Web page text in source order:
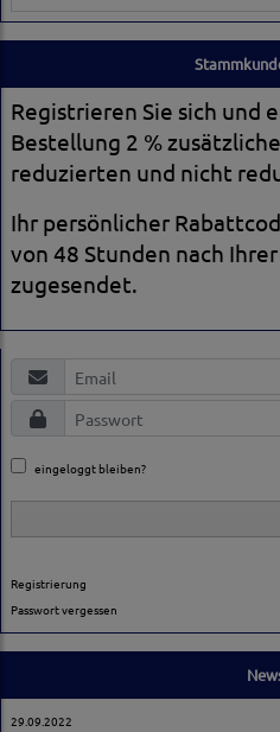
Registrieren Sie sich und
Bestellung 2 %
reduzierten und nicht
Ihr persönlicher
von 48 Stunden nach
zugesendet.
eingeloggt bleiben?
Registrierung
Passwort vergessen
29.09.2022